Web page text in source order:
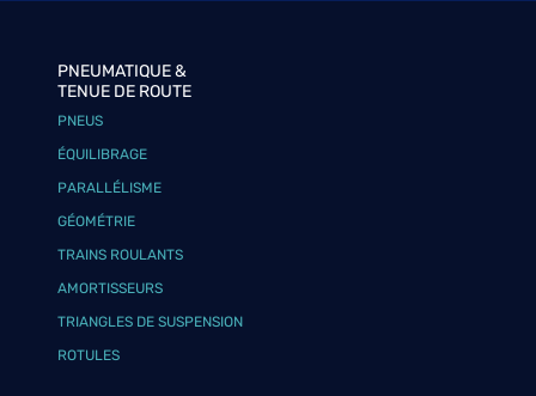
PNEUMATIQUE &
TENUE DE ROUTE
PNEUS
ÉQUILIBRAGE
PARALLÉLISME
GÉOMÉTRIE
TRAINS ROULANTS
AMORTISSEURS
TRIANGLES DE SUSPENSION
ROTULES